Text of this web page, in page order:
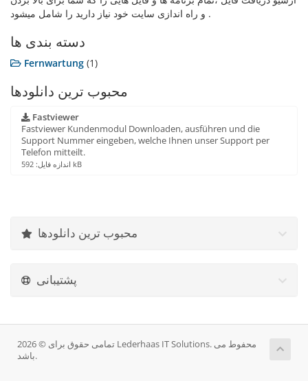
و راه اندازی سایت خود نیاز دارید را شامل میشود .
دسته بندی ها
Fernwartung (1)
محبوب ترین دانلودها
Fastviewer
Fastviewer Kundenmodul Downloaden, ausführen und die
Support Nummer eingeben, welche Ihnen unser Support per
Telefon mitteilt.
اندازه فایل: 592 kB
محبوب ترین دانلودها
پشتیبانی
تمامی حقوق برای © 2026 Lederhaas IT Solutions. محفوط می
باشد.